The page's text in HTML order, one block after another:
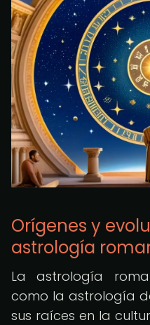
Orígenes y
astrología
La astrología
como la astrología
sus raíces en la